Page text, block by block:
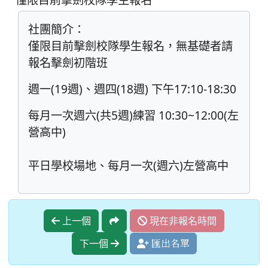
社團簡介：
僅限目前擊劍校隊學生報名，無基礎者請
報名擊劍初階班
週一(19週)、週四(18週) 下午17:10-18:30
每月一次週六(共5週)練習 10:30~12:00(左
營高中)
平日學校場地、每月一次(週六)左營高中
上一個
現在非報名時間
下一個
匯出名單